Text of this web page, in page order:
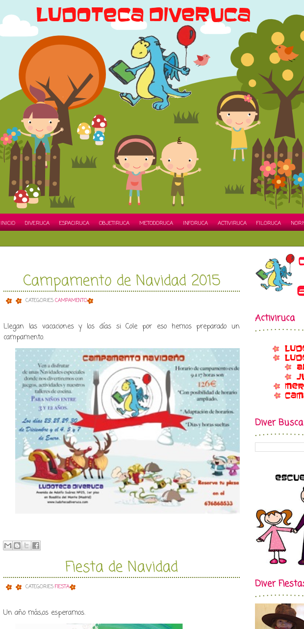
INICIO DIVERUCA ESPACIRUCA OBJETIRUCA METODORUCA INFORUCA ACTIVIRUCA FILORUCA
Campamento de Navidad 2015
CATEGORIES CAMPAMENTO
Llegan las vacaciones y los días si Cole por eso hemos preparado un
campamento.
Fiesta de Navidad
CATEGORIES FIESTA.
Un año más,os esperamos.
Activiruca
Diver Busca
Diver